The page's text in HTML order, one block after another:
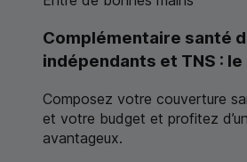
Complémentaire santé
indépendants et TNS :
Composez votre couverture
et votre budget et profitez
avantageux.